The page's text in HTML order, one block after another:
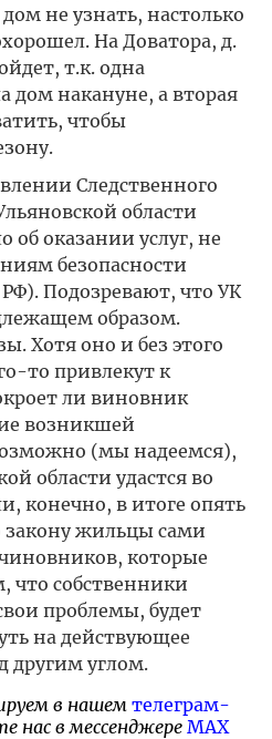
не узнать, настолько
На Доватора, д.
т.к. одна
дом накануне, а вторая
чтобы
Следственного
области
об оказании услуг, не
безопасности
Подозревают, что УК
образом.
Хотя оно и без этого
то привлекут к
ли виновник
возникшей
(мы надеемся),
области удастся во
конечно, в итоге опять
закону жильцы сами
которые
что собственники
проблемы, будет
на действующее
другим углом.
в нашем телеграм-
нас в мессенджере MAX